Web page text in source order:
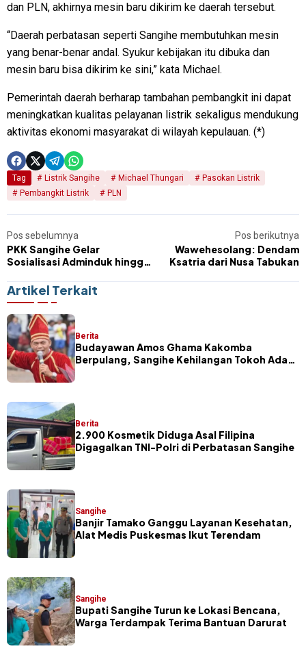
dan PLN, akhirnya mesin baru dikirim ke daerah tersebut.
“Daerah perbatasan seperti Sangihe membutuhkan mesin
yang benar-benar andal. Syukur kebijakan itu dibuka dan
mesin baru bisa dikirim ke sini,” kata Michael.
Pemerintah daerah berharap tambahan pembangkit ini dapat
meningkatkan kualitas pelayanan listrik sekaligus mendukung
aktivitas ekonomi masyarakat di wilayah kepulauan. (*)
Tag Listrik Sangihe Michael Thungari
Pasokan Listrik
Pembangkit Listrik
PLN
Pos sebelumnya
PKK Sangihe Gelar
Sosialisasi Adminduk hingga
Peringatan HKG ke-54
Pos berikutnya
Wawehesolang: Dendam
Ksatria dari Nusa Tabukan
Artikel Terkait
Berita
Budayawan Amos Ghama Kakomba
Berpulang, Sangihe Kehilangan Tokoh Adat
Berita
2.900 Kosmetik Diduga Asal Filipina
Digagalkan TNI-Polri di Perbatasan Sangihe
Sangihe
Banjir Tamako Ganggu Layanan Kesehatan,
Alat Medis Puskesmas Ikut Terendam
Sangihe
Bupati Sangihe Turun ke Lokasi Bencana,
Warga Terdampak Terima Bantuan Darurat